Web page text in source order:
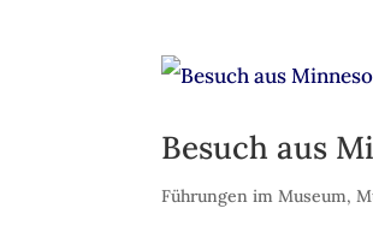
Besuch aus
Führungen im Museum,